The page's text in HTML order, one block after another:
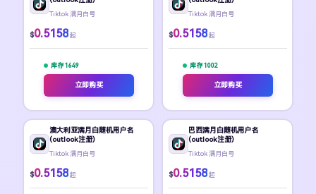
Tiktok 满月白号
$0.5158 起
库存 1649
立即购买
Tiktok 满月白号
$0.5158 起
库存 1002
立即购买
澳大利亚满月白随机用户名
(outlook注册)
Tiktok 满月白号
$0.5158 起
巴西满月白随机用户名
(outlook注册)
Tiktok 满月白号
$0.5158 起